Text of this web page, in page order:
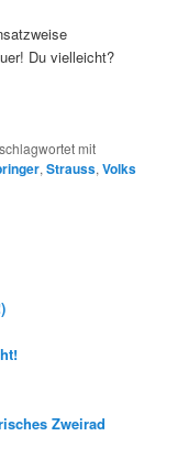
Du vielleicht?
mit
,Strauss,Volks
Zweirad